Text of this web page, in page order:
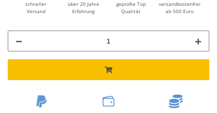
schneller
Versand
über 20 Jahre
Erfahrung
geprüfte Top
Qualität
versandkostenfrei
ab 500 Euro